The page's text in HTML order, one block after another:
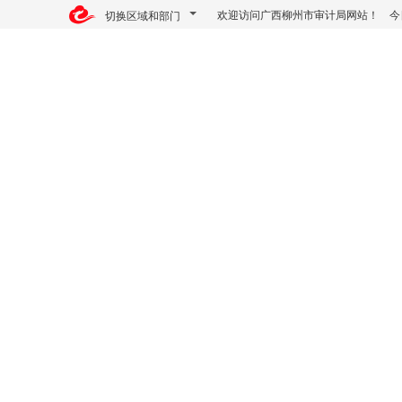
切换区域和部门 欢迎访问广西柳州市审计局网站！ 今